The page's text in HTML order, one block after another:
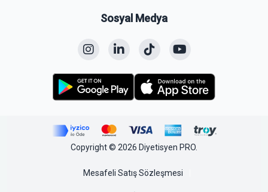
Sosyal Medya
Copyright © 2026 Diyetisyen PRO.
Mesafeli Satış Sözleşmesi